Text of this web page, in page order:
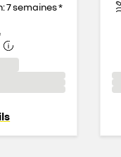
7 semaines *